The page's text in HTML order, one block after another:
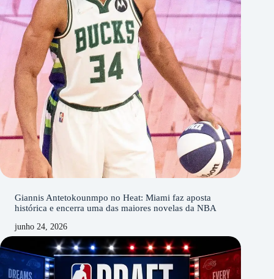
Giannis Antetokounmpo no Heat: Miami faz aposta
histórica e encerra uma das maiores novelas da NBA
junho 24, 2026